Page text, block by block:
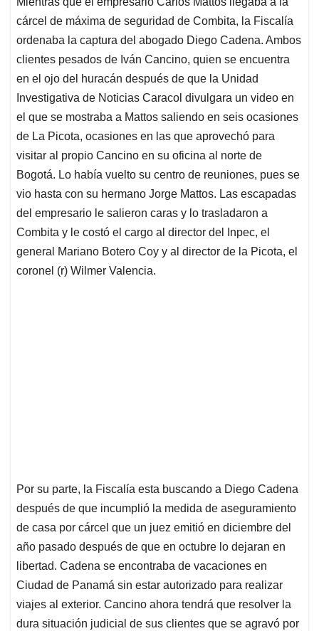
s
A
p
p
b
o
o
k
e
d
I
n
l
a
d
s
cárcel de máxima de seguridad de Combita, la Fiscalía
ordenaba la captura del abogado Diego Cadena. Ambos
clientes pesados de Iván Cancino, quien se encuentra
en el ojo del huracán después de que la Unidad
Investigativa de Noticias Caracol divulgara un video en
el que se mostraba a Mattos saliendo en seis ocasiones
de La Picota, ocasiones en las que aprovechó para
visitar al propio Cancino en su oficina al norte de
Bogotá. Lo había vuelto su centro de reuniones, pues se
vio hasta con su hermano Jorge Mattos. Las escapadas
del empresario le salieron caras y lo trasladaron a
Combita y le costó el cargo al director del Inpec, el
general Mariano Botero Coy y al director de la Picota, el
coronel (r) Wilmer Valencia.
Por su parte, la Fiscalía esta buscando a Diego Cadena
después de que incumplió la medida de aseguramiento
de casa por cárcel que un juez emitió en diciembre del
año pasado después de que en octubre lo dejaran en
libertad. Cadena se encontraba de vacaciones en
Ciudad de Panamá sin estar autorizado para realizar
viajes al exterior. Cancino ahora tendrá que resolver la
dura situación judicial de sus clientes que se agravó por